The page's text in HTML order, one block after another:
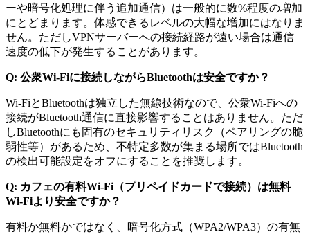
ーや暗号化処理に伴う追加通信）は一般的に数%程度の増加
にとどまります。体感できるレベルの大幅な増加にはなりま
せん。ただしVPNサーバーへの接続経路が遠い場合は通信
速度の低下が発生することがあります。
Q: 公衆Wi-Fiに接続しながらBluetoothは安全ですか？
Wi-FiとBluetoothは独立した無線技術なので、公衆Wi-Fiへの
接続がBluetooth通信に直接影響することはありません。ただ
しBluetoothにも固有のセキュリティリスク（ペアリングの脆
弱性等）があるため、不特定多数が集まる場所ではBluetooth
の検出可能設定をオフにすることを推奨します。
Q: カフェの有料Wi-Fi（プリペイドカードで接続）は無料
Wi-Fiより安全ですか？
有料か無料かではなく、暗号化方式（WPA2/WPA3）の有無